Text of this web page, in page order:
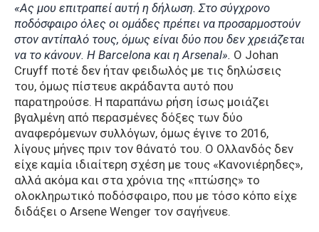
«Ας μου επιτραπεί αυτή η δήλωση. Στο σύγχρονο
ποδόσφαιρο όλες οι ομάδες πρέπει να προσαρμοστούν
στον αντίπαλό τους, όμως είναι δύο που δεν χρειάζεται
να το κάνουν. Η Barcelona και η Arsenal». Ο Johan
Cruyff ποτέ δεν ήταν φειδωλός με τις δηλώσεις
του, όμως πίστευε ακράδαντα αυτό που
παρατηρούσε. Η παραπάνω ρήση ίσως μοιάζει
βγαλμένη από περασμένες δόξες των δύο
αναφερόμενων συλλόγων, όμως έγινε το 2016,
λίγους μήνες πριν τον θάνατό του. Ο Ολλανδός δεν
είχε καμία ιδιαίτερη σχέση με τους «Κανονιέρηδες»,
αλλά ακόμα και στα χρόνια της «πτώσης» το
ολοκληρωτικό ποδόσφαιρο, που με τόσο κόπο είχε
διδάξει ο Arsene Wenger τον σαγήνευε.